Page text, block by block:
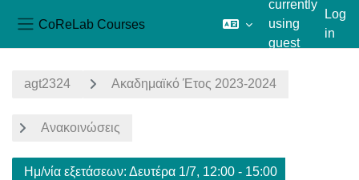
CoReLab Courses
currently
using
guest
Log
in
agt2324 Ακαδημαϊκό Έτος 2023-2024
Ανακοινώσεις
Ημ/νία εξετάσεων: Δευτέρα 1/7, 12:00 - 15:00